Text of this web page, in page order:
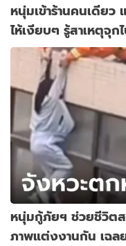
หนุ่มเข้าร้านคนเดียว
ไห้เงียบๆ รู้สาเหตุจุก
หนุ่มกู้ภัยฯ ช่วยชีวิต
ภาพแต่งงานกัน เฉล